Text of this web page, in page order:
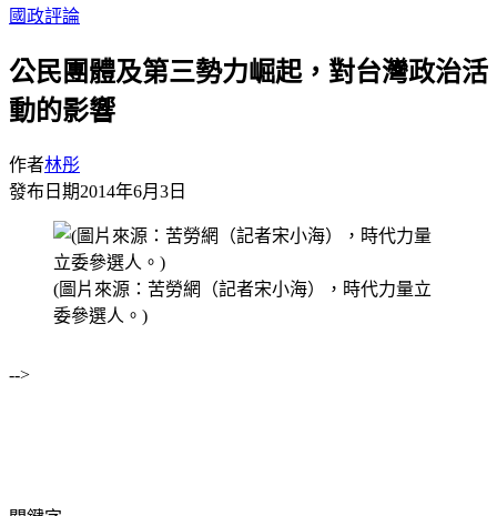
國政評論
公民團體及第三勢力崛起，對台灣政治活
動的影響
作者林彤
發布日期2014年6月3日
(圖片來源：苦勞網（記者宋小海），時代力量立
委參選人。)
-->